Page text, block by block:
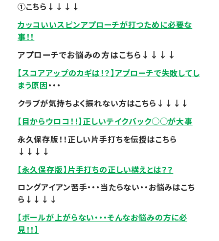
①こちら↓↓↓↓
カッコいいスピンアプローチが打つために必要な
事！！
アプローチでお悩みの方はこちら↓↓↓↓
【スコアアップのカギは！？】アプローチで失敗してし
まう原因・・・
クラブが気持ちよく振れない方はこちら↓↓↓↓
【目からウロコ！！】正しいテイクバック○○が大事
永久保存版！！正しい片手打ちを伝授はこちら
↓↓↓↓
【永久保存版】片手打ちの正しい構えとは？？
ロングアイアン苦手・・・当たらない・・お悩みはこち
ら↓↓↓↓
【ボールが上がらない・・・そんなお悩みの方に必
見！！】